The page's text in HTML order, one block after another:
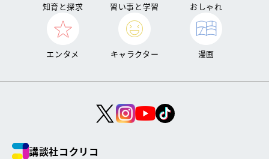
知育と探求 習い事と学習 おしゃれ
エンタメ キャラクター 漫画
講談社コクリコ